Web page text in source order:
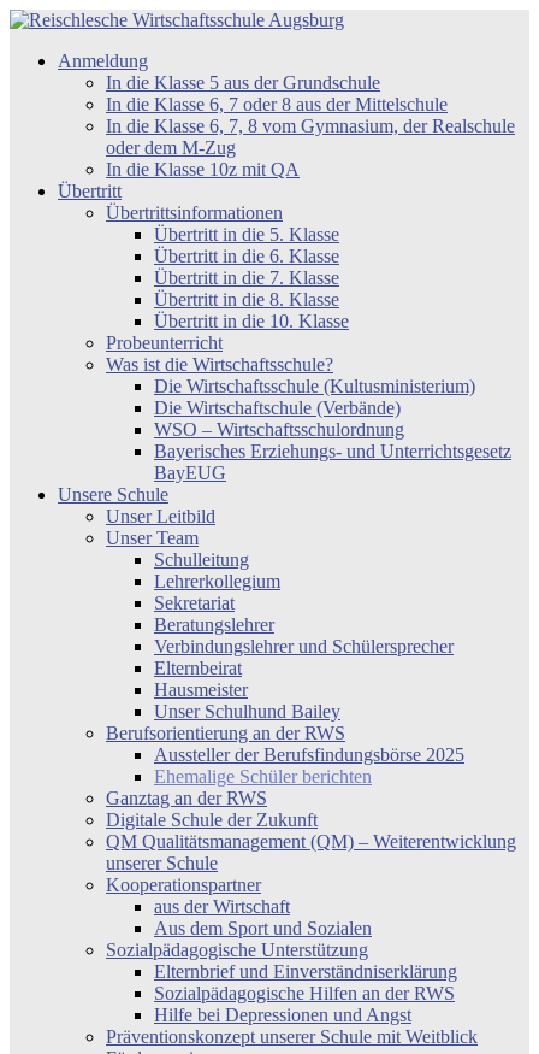
Zum
springen
Reischlesche
Wirtschaftsschule
Anmeldung
In die Klasse 5 aus der Grundschule
In die Klasse 6, 7 oder 8 aus der Mittelschule
In die Klasse 6, 7, 8 vom Gymnasium, der Realschule
oder dem M-Zug
In die Klasse 10z mit QA
Übertritt
Übertrittsinformationen
Übertritt in die 5. Klasse
Übertritt in die 6. Klasse
Übertritt in die 7. Klasse
Übertritt in die 8. Klasse
Übertritt in die 10. Klasse
Probeunterricht
Was ist die Wirtschaftsschule?
Die Wirtschaftsschule (Kultusministerium)
Die Wirtschaftschule (Verbände)
WSO – Wirtschaftsschulordnung
Bayerisches Erziehungs- und Unterrichtsgesetz
BayEUG
Unsere Schule
Unser Leitbild
Unser Team
Schulleitung
Lehrerkollegium
Sekretariat
Beratungslehrer
Verbindungslehrer und Schülersprecher
Elternbeirat
Hausmeister
Unser Schulhund Bailey
Berufsorientierung an der RWS
Aussteller der Berufsfindungsbörse 2025
Ehemalige Schüler berichten
Ganztag an der RWS
Digitale Schule der Zukunft
QM Qualitätsmanagement (QM) – Weiterentwicklung
unserer Schule
Kooperationspartner
aus der Wirtschaft
Aus dem Sport und Sozialen
Sozialpädagogische Unterstützung
Elternbrief und Einverständniserklärung
Sozialpädagogische Hilfen an der RWS
Hilfe bei Depressionen und Angst
Präventionskonzept unserer Schule mit Weitblick